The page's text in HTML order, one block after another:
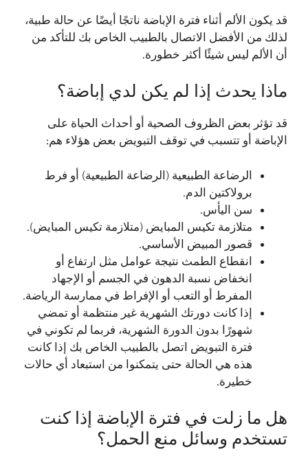
قد يكون الألم أثناء فترة الإباضة ناتجًا أيضًا عن حالة طبية،
لذلك من الأفضل الاتصال بالطبيب الخاص بك للتأكد من
أن الألم ليس شيئًا أكثر خطورة.
ماذا يحدث إذا لم يكن لدي إباضة؟
قد تؤثر بعض الظروف الصحية أو أحداث الحياة على
الإباضة أو تتسبب في توقف التبويض بعض هؤلاء هم:
الرضاعة الطبيعية (الرضاعة الطبيعية) أو فرط
برولاكتين الدم.
سن اليأس.
متلازمة تكيس المبايض (متلازمة تكيس المبايض).
قصور المبيض الأساسي.
انقطاع الطمث نتيجة عوامل مثل ارتفاع أو
انخفاض نسبة الدهون في الجسم أو الإجهاد
المفرط أو التعب أو الإفراط في ممارسة الرياضة.
إذا كانت دورتك الشهرية غير منتظمة أو تمضي
شهورًا بدون الدورة الشهرية، فربما لم تكوني في
فترة التبويض اتصل بالطبيب الخاص بك إذا كانت
هذه هي الحالة حتى يتمكنوا من استبعاد أي حالات
خطيرة.
هل ما زلت في فترة الإباضة إذا كنت
تستخدم وسائل منع الحمل؟